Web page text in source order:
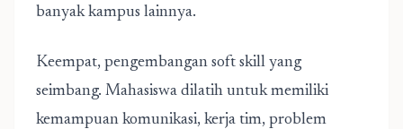
banyak kampus lainnya.
Keempat, pengembangan soft skill yang
seimbang. Mahasiswa dilatih untuk memiliki
kemampuan komunikasi, kerja tim, problem